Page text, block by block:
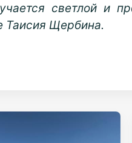
светлой и
Таисия Щербина.